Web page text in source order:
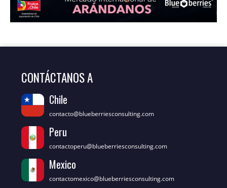
CONTÁCTANOS A
Chile
contacto@blueberriesconsulting.com
Peru
contactoperu@blueberriesconsulting.com
Mexico
contactomexico@blueberriesconsulting.com